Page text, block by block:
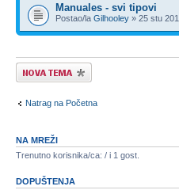
Manuales - svi tipovi
Postao/la Gilhooley » 25 stu
Započni novu temu
Natrag na Početna
NA MREŽI
Trenutno korisnika/ca: / i 1 gost.
DOPUŠTENJA